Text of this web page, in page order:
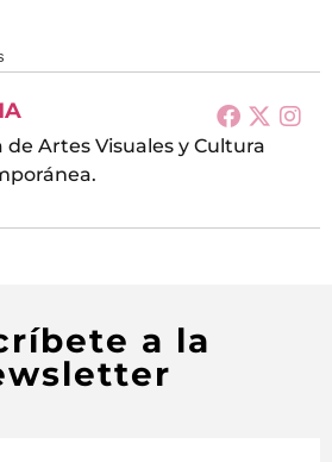
de Artes Visuales y Cultura
a la